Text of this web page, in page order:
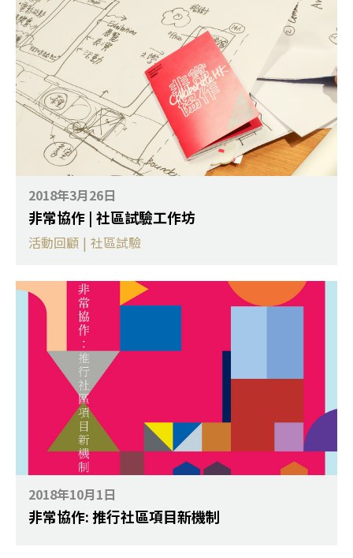
2018年3月26日
非常協作 | 社區試驗工作坊
活動回顧 | 社區試驗
2018年10月1日
非常協作: 推行社區項目新機制